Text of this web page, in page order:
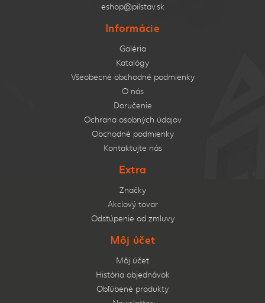
eshop@pilstav.sk
Informácie
Galéria
Katalógy
Všeobecné obchodné podmienky
O nás
Doručenie
Ochrana osobných údajov
Obchodné podmienky
Kontaktujte nás
Extra
Značky
Akciový tovar
Odstúpenie od zmluvy
Môj účet
Môj účet
História objednávok
Obľúbené produkty